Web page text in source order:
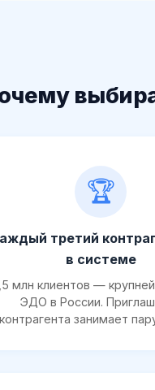
🏆
третий
в системе
млн клиентов —
ЭДО в России.
контрагента занимает